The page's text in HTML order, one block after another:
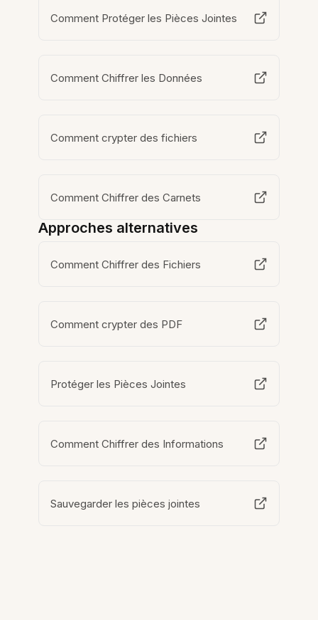
Comment Protéger les Pièces Jointes
Comment Chiffrer les Données
Comment crypter des fichiers
Comment Chiffrer des Carnets
Approches alternatives
Comment Chiffrer des Fichiers
Comment crypter des PDF
Protéger les Pièces Jointes
Comment Chiffrer des Informations
Sauvegarder les pièces jointes